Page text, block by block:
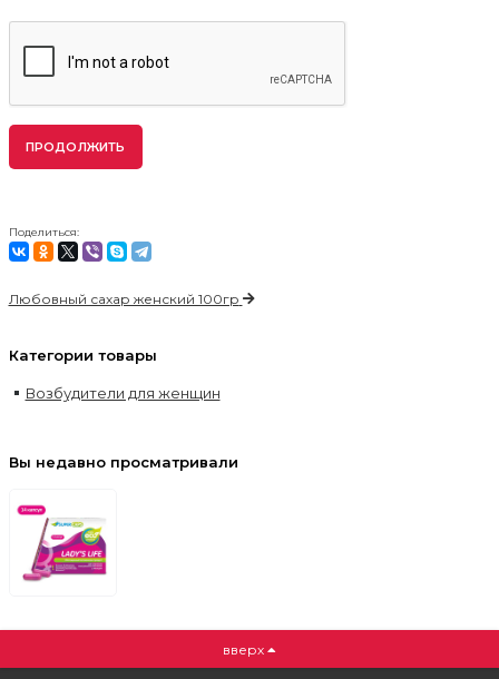
ПРОДОЛЖИТЬ
Поделиться:
Любовный сахар женский 100гр
Категории товары
Возбудители для женщин
Вы недавно просматривали
вверх